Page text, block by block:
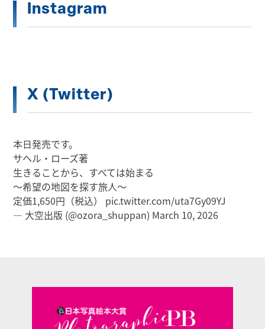
Instagram
X (Twitter)
本日発売です。
サヘル・ローズ著
生きることから、すべては始まる
～希望の地図を探す旅人～
定価1,650円（税込） pic.twitter.com/uta7Gy09YJ
— 大空出版 (@ozora_shuppan) March 10, 2026